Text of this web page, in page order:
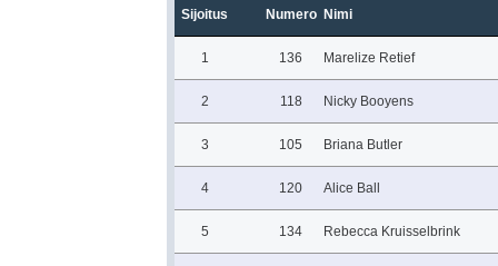
Sijoitus Numero Nimi
1 136 Marelize Retief
2 118 Nicky Booyens
3 105 Briana Butler
4 120 Alice Ball
5 134 Rebecca Kruisselbrink